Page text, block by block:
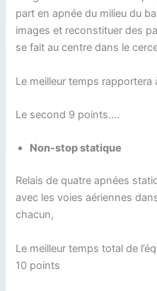
part en apnée du milieu du
images et reconstituer des
se fait au centre dans le
Le meilleur temps rapportera
Le second 9 points….
Non-stop statique
Relais de quatre apnées
avec les voies aériennes
chacun,
Le meilleur temps total de
10 points